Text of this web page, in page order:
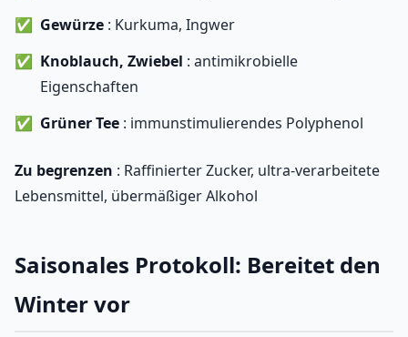
Gewürze : Kurkuma, Ingwer
Knoblauch, Zwiebel : antimikrobielle
Eigenschaften
Grüner Tee : immunstimulierendes Polyphenol
Zu begrenzen : Raffinierter Zucker, ultra-verarbeitete
Lebensmittel, übermäßiger Alkohol
Saisonales Protokoll: Bereitet den
Winter vor